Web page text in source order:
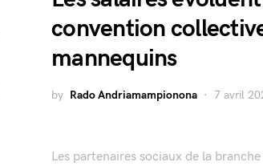
convention
mannequins
by Rado Andriamampionona 7 avril
Les partenaires sociaux de la